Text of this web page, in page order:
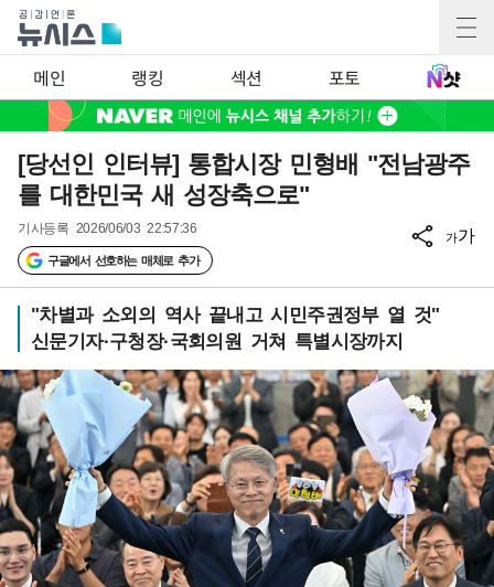
메인 랭킹 섹션 포토
[당선인 인터뷰] 통합시장 민형배 "전남광주
를 대한민국 새 성장축으로"
기사등록 2026/06/03 22:57:36
구글에서 선호하는 매체로 추가
가가
"차별과 소외의 역사 끝내고 시민주권정부 열 것"
신문기자·구청장·국회의원 거쳐 특별시장까지